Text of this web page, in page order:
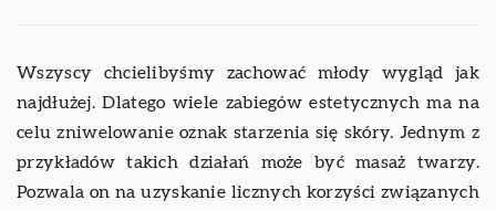
Wszyscy chcielibyśmy zachować młody wygląd jak
najdłużej. Dlatego wiele zabiegów estetycznych ma na
celu zniwelowanie oznak starzenia się skóry. Jednym z
przykładów takich działań może być masaż twarzy.
Pozwala on na uzyskanie licznych korzyści związanych